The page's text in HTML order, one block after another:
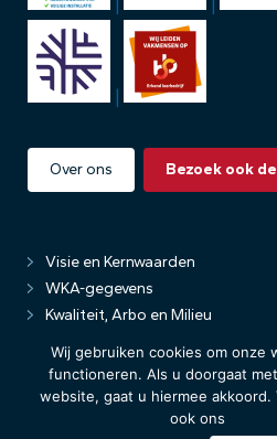
Over ons Bezoek ook
Visie en Kernwaarden
WKA-gegevens
Kwaliteit, Arbo en Milieu
Wij gebruiken cookies om onze
functioneren. Als u doorgaat
website, gaat u hiermee
ook ons